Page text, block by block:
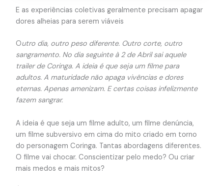
E as experiências coletivas geralmente precisam apagar
dores alheias para serem viáveis
Outro dia, outro peso diferente. Outro corte, outro
sangramento. No dia seguinte à 2 de Abril sai aquele
trailer de Coringa. A ideia é que seja um filme para
adultos. A maturidade não apaga vivências e dores
eternas. Apenas amenizam. E certas coisas infelizmente
fazem sangrar.
A ideia é que seja um filme adulto, um filme denúncia,
um filme subversivo em cima do mito criado em torno
do personagem Coringa. Tantas abordagens diferentes.
O filme vai chocar. Conscientizar pelo medo? Ou criar
mais medos e mais mitos?